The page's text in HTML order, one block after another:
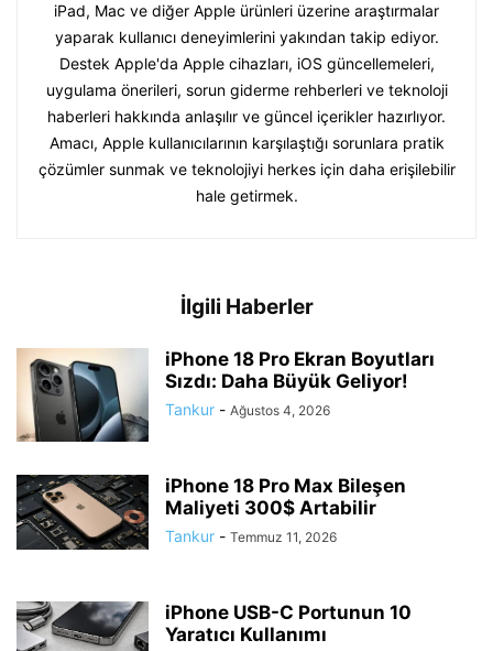
iPad, Mac ve diğer Apple ürünleri üzerine araştırmalar
yaparak kullanıcı deneyimlerini yakından takip ediyor.
Destek Apple'da Apple cihazları, iOS güncellemeleri,
uygulama önerileri, sorun giderme rehberleri ve teknoloji
haberleri hakkında anlaşılır ve güncel içerikler hazırlıyor.
Amacı, Apple kullanıcılarının karşılaştığı sorunlara pratik
çözümler sunmak ve teknolojiyi herkes için daha erişilebilir
hale getirmek.
İlgili Haberler
iPhone 18 Pro Ekran Boyutları
Sızdı: Daha Büyük Geliyor!
Tankur - Ağustos 4, 2026
iPhone 18 Pro Max Bileşen
Maliyeti 300$ Artabilir
Tankur - Temmuz 11, 2026
iPhone USB-C Portunun 10
Yaratıcı Kullanımı